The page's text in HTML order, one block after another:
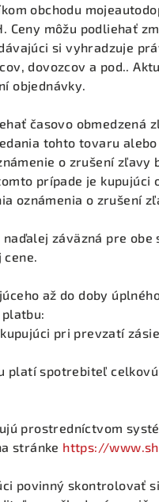
obchodu
Ceny môžu podliehať
si vyhradzuje
dovozcov a pod..
objednávky.
časovo obmedzená
tohto tovaru
o zrušení zľavy
prípade je kupujúci
oznámenia o zrušení
záväzná pre
cene.
až do doby
pri prevzatí
platí spotrebiteľ
prostredníctvom
stránke https://
povinný skontrolovať